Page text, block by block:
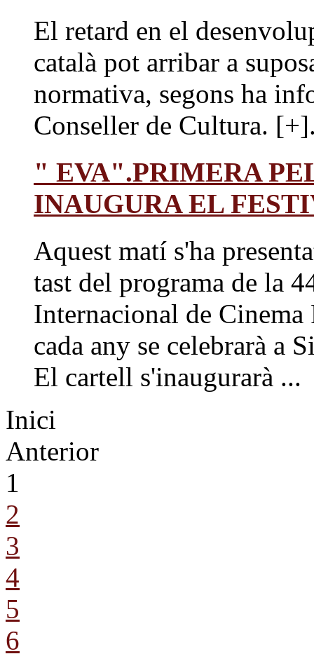
El retard en el
català pot arribar a
normativa, segons ha
Conseller de Cultura.
" EVA".PRIMERA
INAUGURA EL
Aquest matí s'ha
tast del programa de la
Internacional de Cinema
cada any se celebrarà a
El cartell s'inaugurarà ...
Inici
Anterior
1
2
3
4
5
6